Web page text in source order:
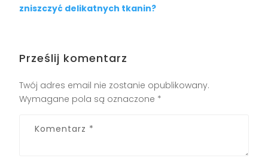
zniszczyć delikatnych tkanin?
Prześlij komentarz
Twój adres email nie zostanie opublikowany.
Wymagane pola są oznaczone *